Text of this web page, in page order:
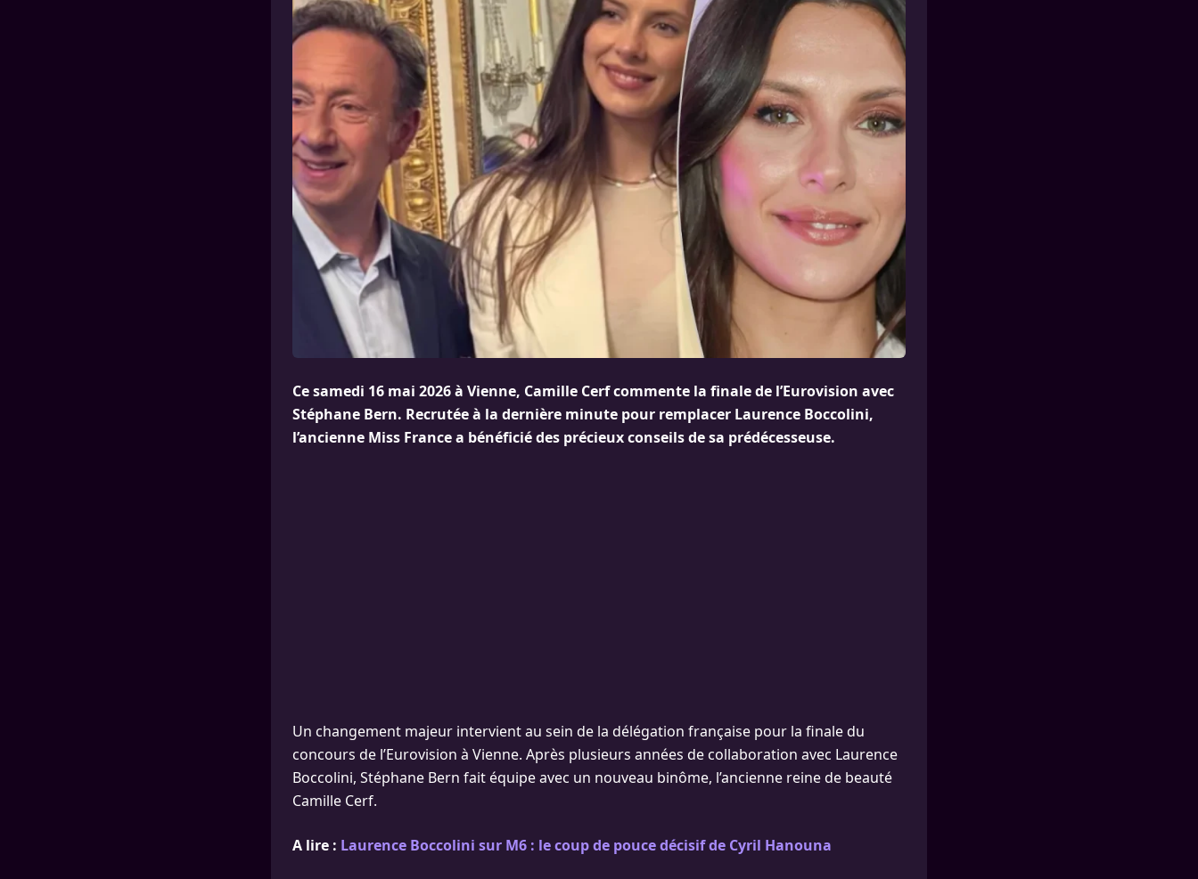
Ce samedi 16 mai 2026 à Vienne, Camille Cerf commente la finale de l’Eurovision avec
Stéphane Bern. Recrutée à la dernière minute pour remplacer Laurence Boccolini,
l’ancienne Miss France a bénéficié des précieux conseils de sa prédécesseuse.
Un changement majeur intervient au sein de la délégation française pour la finale du
concours de l’Eurovision à Vienne. Après plusieurs années de collaboration avec Laurence
Boccolini, Stéphane Bern fait équipe avec un nouveau binôme, l’ancienne reine de beauté
Camille Cerf.
A lire : Laurence Boccolini sur M6 : le coup de pouce décisif de Cyril Hanouna